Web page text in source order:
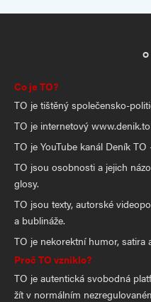
Co je TO?
TO je tištěný společensko-
TO je internetový www.denik.to
TO je YouTube kanál Deník TO
TO jsou osobnosti a jejich
glosy.
TO jsou texty, autorské
a bublináže.
TO je nekorektní humor, satira
Proč TO vzniklo?
TO je autentická svobodná
žít v normálním